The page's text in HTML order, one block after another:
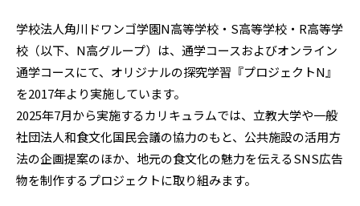
学校法人角川ドワンゴ学園N高等学校・S高等学校・R高等学
校（以下、N高グループ）は、通学コースおよびオンライン
通学コースにて、オリジナルの探究学習『プロジェクトN』
を2017年より実施しています。
2025年7月から実施するカリキュラムでは、立教大学や一般
社団法人和食文化国民会議の協力のもと、公共施設の活用方
法の企画提案のほか、地元の食文化の魅力を伝えるSNS広告
物を制作するプロジェクトに取り組みます。